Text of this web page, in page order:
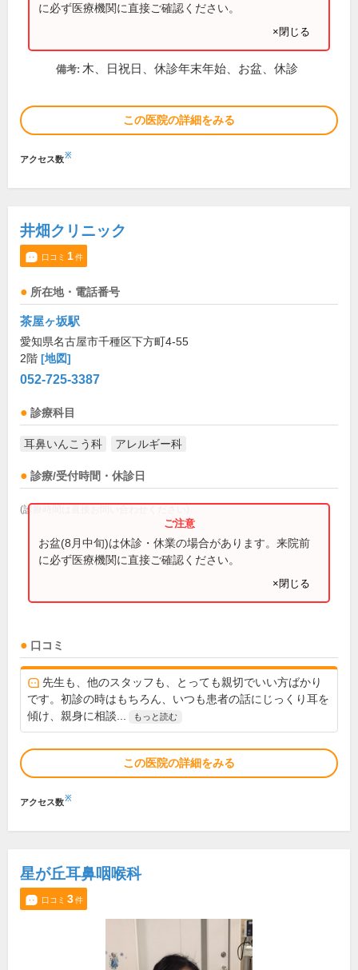
に必ず医療機関に直接ご確認ください。
×閉じる
備考: 木、日祝日、休診年末年始、お盆、休診
この医院の詳細をみる
アクセス数※
井畑クリニック
口コミ 1件
所在地・電話番号
茶屋ヶ坂駅
愛知県名古屋市千種区下方町4-55
2階 [地図]
052-725-3387
診療科目
耳鼻いんこう科 アレルギー科
診療/受付時間・休診日
(診療時間は直接お問い合わせください)
お盆(8月中旬)は休診・休業の場合があります。来院前
に必ず医療機関に直接ご確認ください。
×閉じる
口コミ
先生も、他のスタッフも、とっても親切でいい方ばかり
です。初診の時はもちろん、いつも患者の話にじっくり耳を
傾け、親身に相談...
もっと読む
この医院の詳細をみる
アクセス数※
星が丘耳鼻咽喉科
口コミ 3件